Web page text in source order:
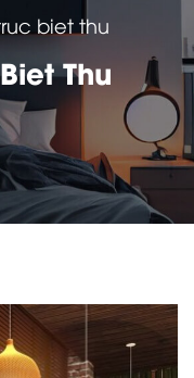
biet thu
Thu